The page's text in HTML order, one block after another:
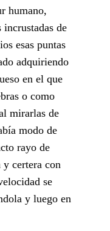
humano,
de
esas puntas
adquiriendo
en el que
o como
mirarlas de
modo de
rayo de
certera con
se
y luego en